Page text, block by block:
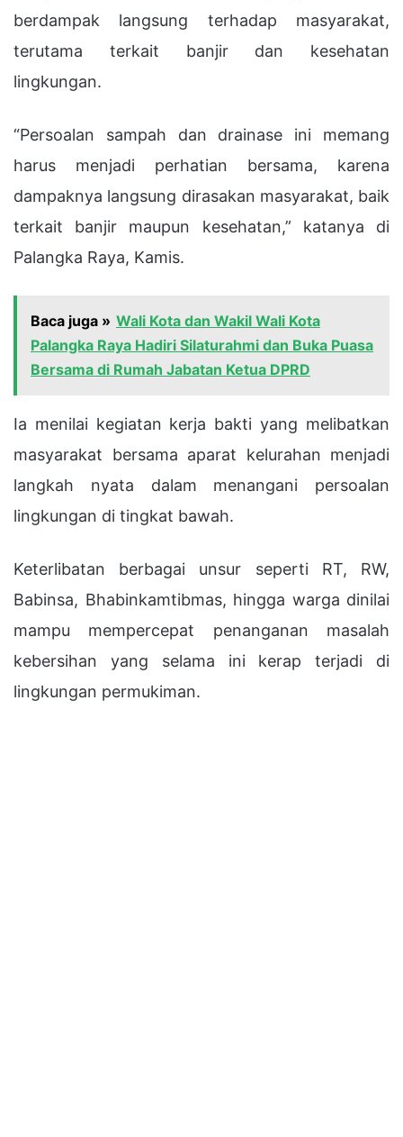
berdampak langsung terhadap masyarakat,
terutama terkait banjir dan kesehatan
lingkungan.
“Persoalan sampah dan drainase ini memang
harus menjadi perhatian bersama, karena
dampaknya langsung dirasakan masyarakat, baik
terkait banjir maupun kesehatan,” katanya di
Palangka Raya, Kamis.
Baca juga » Wali Kota dan Wakil Wali Kota
Palangka Raya Hadiri Silaturahmi dan Buka Puasa
Bersama di Rumah Jabatan Ketua DPRD
Ia menilai kegiatan kerja bakti yang melibatkan
masyarakat bersama aparat kelurahan menjadi
langkah nyata dalam menangani persoalan
lingkungan di tingkat bawah.
Keterlibatan berbagai unsur seperti RT, RW,
Babinsa, Bhabinkamtibmas, hingga warga dinilai
mampu mempercepat penanganan masalah
kebersihan yang selama ini kerap terjadi di
lingkungan permukiman.